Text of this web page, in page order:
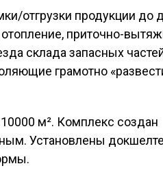
отгрузки продукции до
приточно-
склада запасных
грамотно
м². Комплекс создан
Установлены